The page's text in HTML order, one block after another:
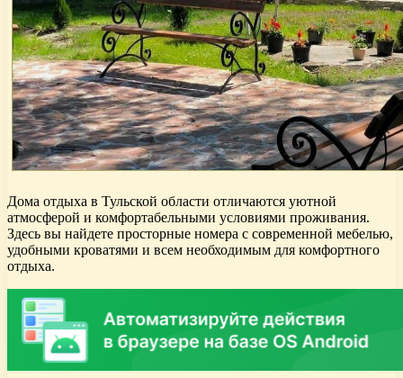
Дома отдыха в Тульской области отличаются уютной
атмосферой и комфортабельными условиями проживания.
Здесь вы найдете просторные номера с современной мебелью,
удобными кроватями и всем необходимым для комфортного
отдыха.